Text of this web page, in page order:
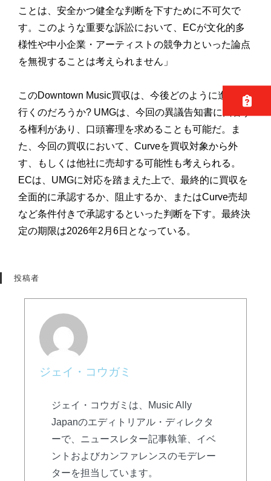
ことは、安全かつ健全な判断を下すために不可欠で
す。
このような重要な訴訟において、ECが文化的多
様性や中小企業・ アーティストの競争力といった論点
を無視することは考えられません」
このDowntown Music買収は、今後どのように進んで
行くのだろうか? UMGは、今回の異議告知書に回答す
る権利があり、 口頭審理を求めることも可能だ。ま
た、今回の買収において、 Curveを買収対象から外
す、
もしくは他社に売却する可能性も考えられる。
ECは、 UMGに対応を踏まえた上で、 最終的に買収を
全面的に承認するか、阻止するか、
またはCurve売却
など条件付きで承認するといった判断を下す。最終決
定の期限は2026年2月6日となっている。
投稿者
ジェイ・コウガミ
ジェイ・コウガミは、Music Ally
Japanのエディトリアル・ディレクタ
ーで、ニュースレター記事執筆、イベ
ントおよびカンファレンスのモデレー
ターを担当しています。